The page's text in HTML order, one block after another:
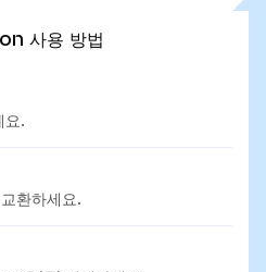
사용 방법
요.
환하세요.